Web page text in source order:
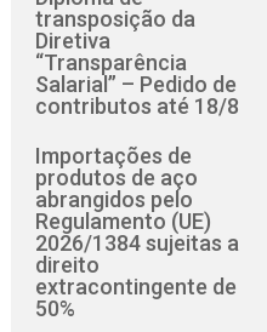
transposição da
Diretiva
“Transparência
Salarial” – Pedido de
contributos até 18/8
Importações de
produtos de aço
abrangidos pelo
Regulamento (UE)
2026/1384 sujeitas a
direito
extracontingente de
50%